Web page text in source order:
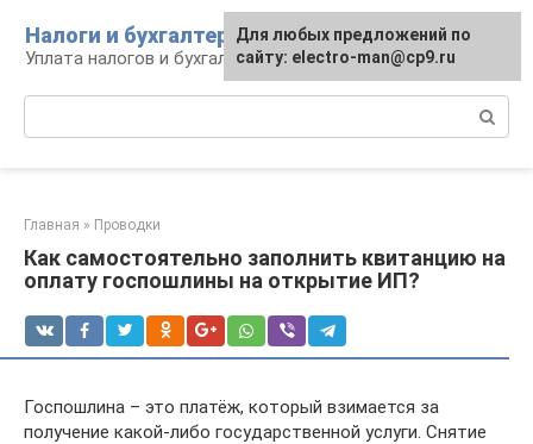
контенту
Налоги и бухгалтерия
Уплата налогов и бухгалтерская отчётность
Главная » Проводки
Как самостоятельно заполнить квитанцию на
оплату госпошлины на открытие ИП?
Госпошлина – это платёж, который взимается за
получение какой-либо государственной услуги. Снятие
Для любых предложений по
сайту: electro-man@cp9.ru